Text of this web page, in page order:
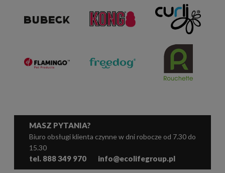
MASZ PYTANIA?
Biuro obsługi klienta czynne w dni robocze od 7.30 do
15.30
tel. 888 349 970 info@ecolifegroup.pl